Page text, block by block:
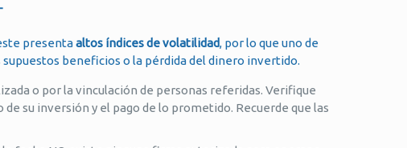
presentaaltos índices de volatilidad, por lo que uno de
beneficios o la pérdida del dinero invertido.
o por la vinculación de personas referidas. Verifique
su inversión y el pago de lo prometido. Recuerde que las